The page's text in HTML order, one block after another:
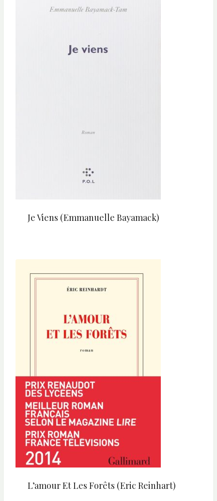
Je Viens (Emmanuelle Bayamack)
L’amour Et Les Forêts (Eric Reinhart)